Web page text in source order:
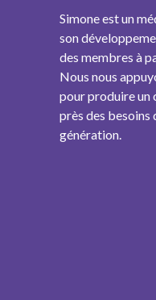
Simone est un
son
des membres à
Nous nous
pour produire un
près des besoins
génération.